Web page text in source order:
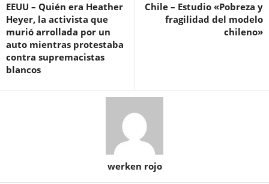
EEUU – Quién era Heather
Heyer, la activista que
murió arrollada por un
auto mientras protestaba
contra supremacistas
blancos
Chile – Estudio «Pobreza y
fragilidad del modelo
chileno»
werken rojo